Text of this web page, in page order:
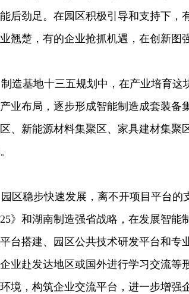
后劲足。在园区积极引导和支持下，
翘楚，有的企业抢抓机遇，在创新图
造基地十三五规划中，在产业培育这
业布局，逐步形成智能制造成套装
、新能源材料集聚区、家具建材集聚
区稳步快速发展，离不开项目平台的
》和湖南制造强省战略，在发展智
台搭建、园区公共技术研发平台和专
业赴发达地区或国外进行学习交流等
境，构筑企业交流平台，进一步增强